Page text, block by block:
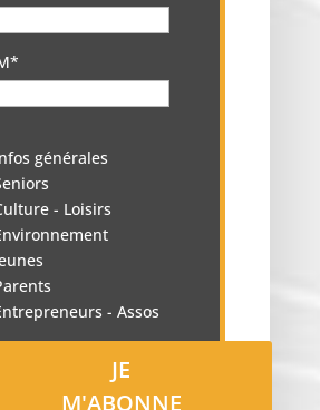
générales
- Loisirs
- Assos